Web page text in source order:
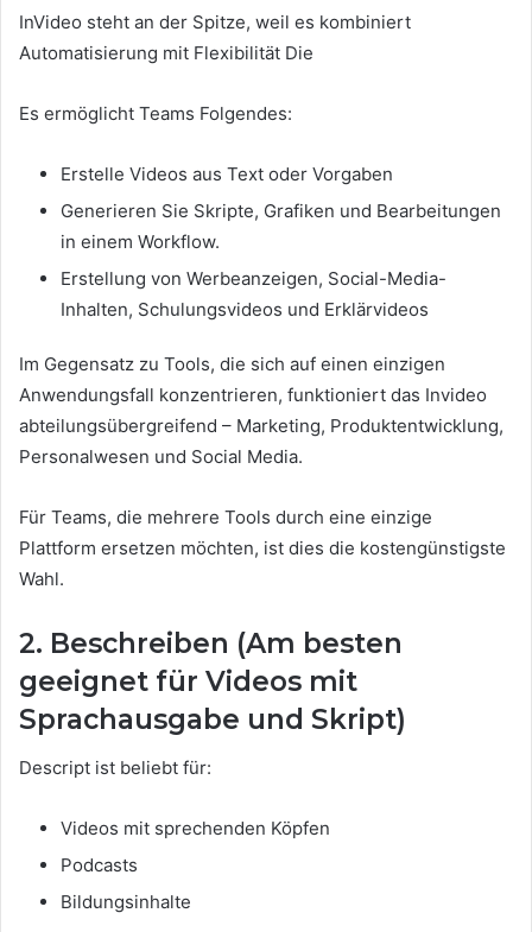
InVideo steht an der Spitze, weil es kombiniert
Automatisierung mit Flexibilität Die
Es ermöglicht Teams Folgendes:
Erstelle Videos aus Text oder Vorgaben
Generieren Sie Skripte, Grafiken und Bearbeitungen
in einem Workflow.
Erstellung von Werbeanzeigen, Social-Media-
Inhalten, Schulungsvideos und Erklärvideos
Im Gegensatz zu Tools, die sich auf einen einzigen
Anwendungsfall konzentrieren, funktioniert das Invideo
abteilungsübergreifend – Marketing, Produktentwicklung,
Personalwesen und Social Media.
Für Teams, die mehrere Tools durch eine einzige
Plattform ersetzen möchten, ist dies die kostengünstigste
Wahl.
2. Beschreiben (Am besten
geeignet für Videos mit
Sprachausgabe und Skript)
Descript ist beliebt für:
Videos mit sprechenden Köpfen
Podcasts
Bildungsinhalte